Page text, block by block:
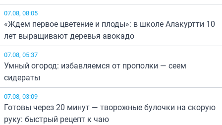
07.08, 08:05
«Ждем первое цветение и плоды»: в школе Алакуртти 10
лет выращивают деревья авокадо
07.08, 05:37
Умный огород: избавляемся от прополки — сеем
сидераты
07.08, 03:09
Готовы через 20 минут — творожные булочки на скорую
руку: быстрый рецепт к чаю